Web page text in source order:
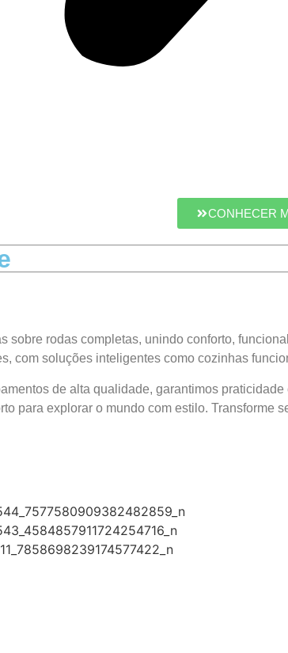
CONHECER
sobre rodas completas, unindo conforto,
com soluções inteligentes como cozinhas
de alta qualidade, garantimos
para explorar o mundo com estilo. Transforme